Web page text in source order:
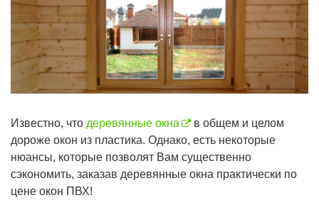
Известно, что деревянные окна
в общем и целом
дороже окон из пластика. Однако, есть некоторые
нюансы, которые позволят Вам существенно
сэкономить, заказав деревянные окна практически по
цене окон ПВХ!